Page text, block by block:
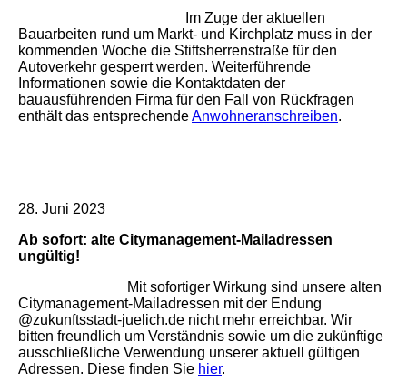
Im Zuge der aktuellen
Bauarbeiten rund um Markt- und Kirchplatz muss in der
kommenden Woche die Stiftsherrenstraße für den
Autoverkehr gesperrt werden. Weiterführende
Informationen sowie die Kontaktdaten der
bauausführenden Firma für den Fall von Rückfragen
enthält das entsprechendeAnwohneranschreiben.
28. Juni 2023
Ab sofort: alte Citymanagement-Mailadressen
ungültig!
Mit sofortiger Wirkung sind unsere alten
Citymanagement-Mailadressen mit der Endung
@zukunftsstadt-juelich.de nicht mehr erreichbar. Wir
bitten freundlich um Verständnis sowie um die zukünftige
ausschließliche Verwendung unserer aktuell gültigen
Adressen. Diese finden Sie hier.